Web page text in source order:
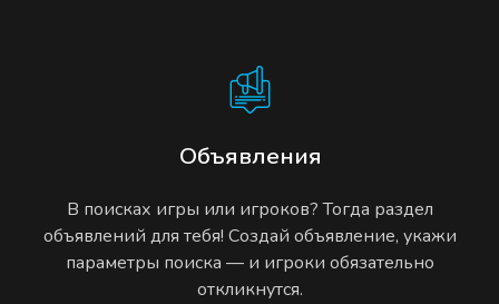
Объявления
В поисках игры или игроков? Тогда раздел
объявлений для тебя! Создай объявление, укажи
параметры поиска — и игроки обязательно
откликнутся.